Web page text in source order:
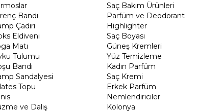
Bandı
Çadırı
Eldiveni
Matı
Tulumu
Bandı
Sandalyesi
Topu
ve Dalış
Saç Bakım Ürünleri
Parfüm ve Deodorant
Highlighter
Saç Boyası
Güneş Kremleri
Yüz Temizleme
Kadın Parfüm
Saç Kremi
Erkek Parfüm
Nemlendiriciler
Kolonya